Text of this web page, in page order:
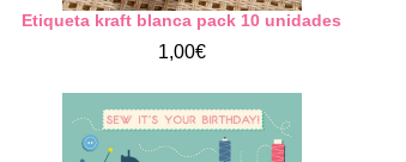
Etiqueta kraft blanca pack 10 unidades
1,00€